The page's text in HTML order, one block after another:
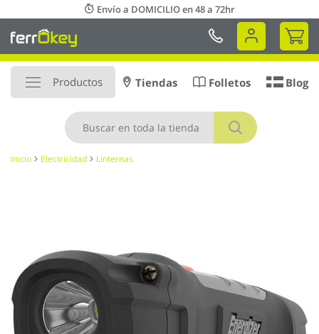
al
contenido
Envío a DOMICILIO en 48 a 72hr
Mi
Productos
Buscar
Tiendas Folletos Blog
Inicio Electricidad Linternas
galería
de
imágenes